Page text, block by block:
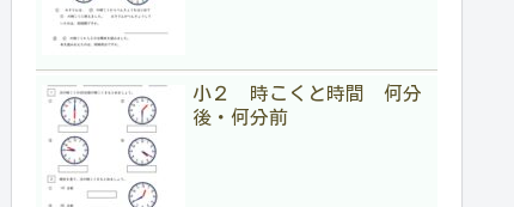
小２ 時こくと時間 何分
後・何分前